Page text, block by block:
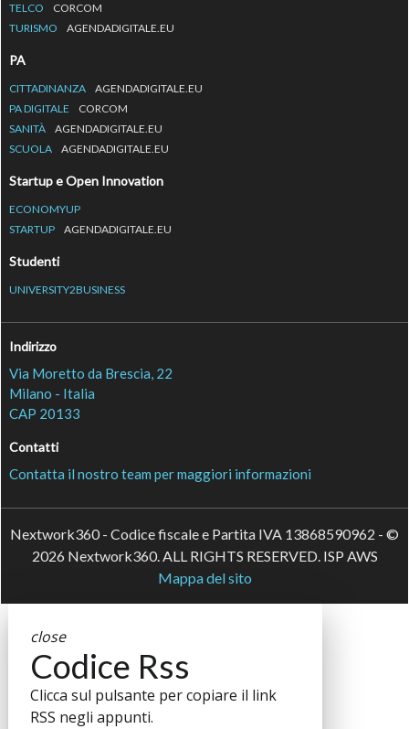
TELCO
CORCOM
TURISMO
AGENDADIGITALE.EU
PA
CITTADINANZA
AGENDADIGITALE.EU
PA DIGITALE
CORCOM
SANITÀ
AGENDADIGITALE.EU
SCUOLA
AGENDADIGITALE.EU
Startup e Open Innovation
ECONOMYUP
STARTUP
AGENDADIGITALE.EU
Studenti
UNIVERSITY2BUSINESS
Indirizzo
Via Moretto da Brescia, 22
Milano - Italia
CAP 20133
Contatti
Contatta il nostro team per maggiori informazioni
Nextwork360 - Codice fiscale e Partita IVA 13868590962 - ©
2026 Nextwork360. ALL RIGHTS RESERVED. ISP AWS
Mappa del sito
close
Codice Rss
Clicca sul pulsante per copiare il link
RSS negli appunti.